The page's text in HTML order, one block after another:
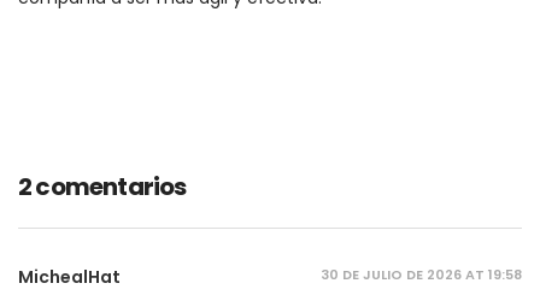
2 comentarios
MichealHat 30 DE JULIO DE 2026 AT 19:58